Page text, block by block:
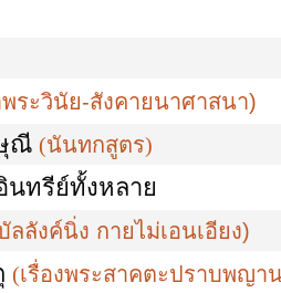
ระวินัย-สังคายนาศาสนา)
ณี (นันทกสูตร)
นทรีย์ทั้งหลาย
ลลังค์นิ่ง กายไม่เอนเอียง)
(เรื่องพระสาคตะปราบพญา